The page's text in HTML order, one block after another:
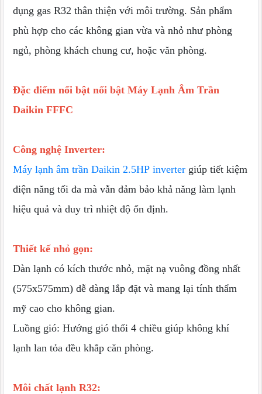
dụng gas R32 thân thiện với môi trường. Sản phẩm
phù hợp cho các không gian vừa và nhỏ như phòng
ngủ, phòng khách chung cư, hoặc văn phòng.
Đặc điểm nổi bật nổi bật Máy Lạnh Âm Trần
Daikin FFFC
Công nghệ Inverter:
Máy lạnh âm trần Daikin 2.5HP inverter giúp tiết kiệm
điện năng tối đa mà vẫn đảm bảo khả năng làm lạnh
hiệu quả và duy trì nhiệt độ ổn định.
Thiết kế nhỏ gọn:
Dàn lạnh có kích thước nhỏ, mặt nạ vuông đồng nhất
(575x575mm) dễ dàng lắp đặt và mang lại tính thẩm
mỹ cao cho không gian.
Luồng gió: Hướng gió thổi 4 chiều giúp không khí
lạnh lan tỏa đều khắp căn phòng.
Môi chất lạnh R32: